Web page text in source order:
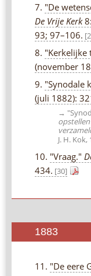
7. "De
De Vrije Kerk
93; 97–106.
8. "Kerkelijke
(november
9. "Synodale
(juli 1882):
→
J. H. Kok,
10. "Vraag."
434. [30]
1883
11. "De eere